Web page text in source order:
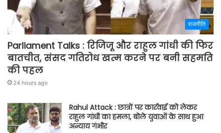
राजनीति
Parliament Talks : रिजिजू और राहुल गांधी की फिर
बातचीत, संसद गतिरोध खत्म करने पर बनी सहमति
की पहल
24 hours ago
Rahul Attack : छात्रों पर कार्रवाई को लेकर
राहुल गांधी का हमला, बोले युवाओं के साथ हुआ
अन्याय गंभीर